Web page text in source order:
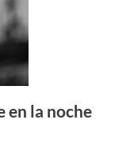
en la noche